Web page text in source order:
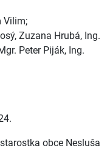
Vilim;
Zuzana Hrubá, Ing.
Peter Piják, Ing.
obce Nesluša